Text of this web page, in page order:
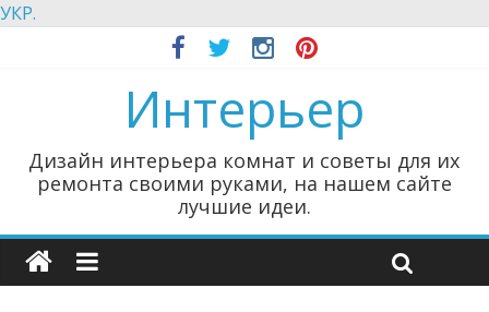
УКР.
Интерьер
Дизайн интерьера комнат и советы для их
ремонта своими руками, на нашем сайте
лучшие идеи.